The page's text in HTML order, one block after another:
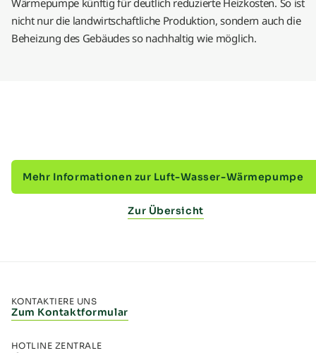
nicht nur die landwirtschaftliche Produktion, sondern auch die
Beheizung des Gebäudes so nachhaltig wie möglich.
Mehr Informationen zur Luft-Wasser-Wärmepumpe
Zur Übersicht
KONTAKTIERE UNS
Zum Kontaktformular
HOTLINE ZENTRALE